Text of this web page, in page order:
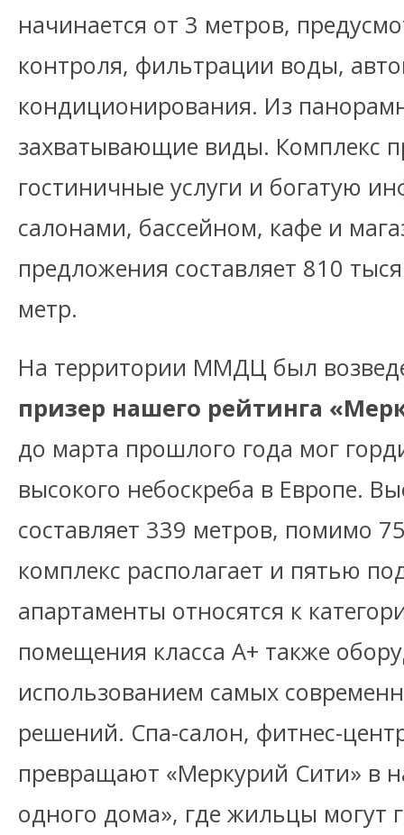
начинается от 3 метров,
контроля, фильтрации воды,
кондиционирования. Из
захватывающие виды. Комплекс
гостиничные услуги и богатую
салонами, бассейном, кафе и
предложения составляет 810
метр.
На территории ММДЦ был
призер нашего рейтинга
до марта прошлого года мог
высокого небоскреба в Европе.
составляет 339 метров, помимо
комплекс располагает и пятью
апартаменты относятся к
помещения класса А+ также
использованием самых
решений. Спа-салон, фитнес-
превращают «Меркурий Сити» в
одного дома», где жильцы могут